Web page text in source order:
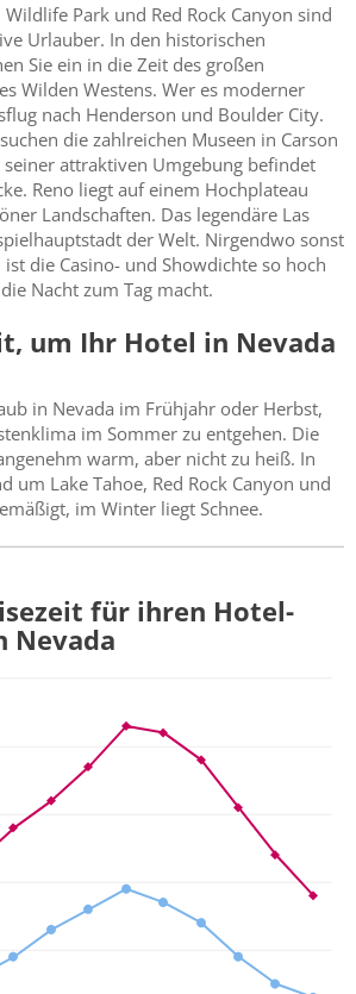
Park und Red Rock Canyon sind
Urlauber. In den historischen
Sie ein in die Zeit des großen
Wilden Westens. Wer es moderner
nach Henderson und Boulder City.
die zahlreichen Museen in Carson
seiner attraktiven Umgebung befindet
Reno liegt auf einem Hochplateau
Landschaften. Das legendäre Las
der Welt. Nirgendwo sonst
die Casino- und Showdichte so hoch
Nacht zum Tag macht.
um Ihr Hotel in Nevada
in Nevada im Frühjahr oder Herbst,
im Sommer zu entgehen. Die
warm, aber nicht zu heiß. In
um Lake Tahoe, Red Rock Canyon und
im Winter liegt Schnee.
für ihren Hotel-
Nevada